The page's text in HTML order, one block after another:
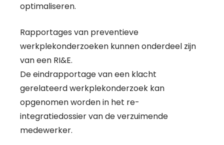
optimaliseren.
Rapportages van preventieve
werkplekonderzoeken kunnen onderdeel zijn
van een RI&E.
De eindrapportage van een klacht
gerelateerd werkplekonderzoek kan
opgenomen worden in het re-
integratiedossier van de verzuimende
medewerker.